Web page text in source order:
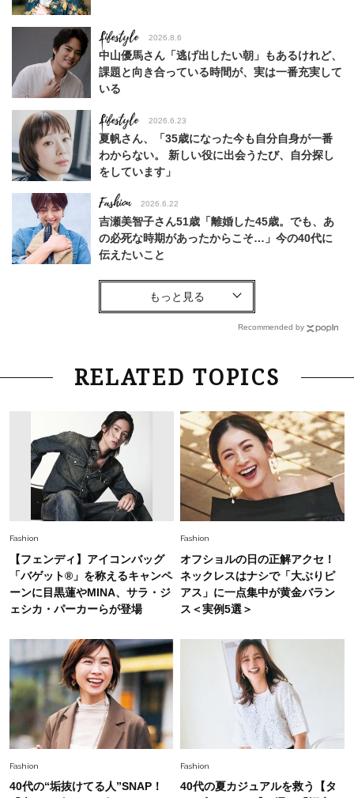
Lifestyle 2026.8.6
中山優馬さん「逃げ出したい朝」もあるけれど、
課題と向き合っている時間が、実は一番充実して
いる
Lifestyle 2026.6.23
夏帆さん、「35歳になった今も自分自身が一番
わからない。 新しい役に出会うたび、自分探し
をしています」
Fashion 2026.6.22
吉瀬美智子さん51歳「離婚した45歳。でも、あ
の必死な時期があったからこそ…」今の40代に
伝えたいこと
Fashion
【40代コンサバ派】白Tシャツは「パール×ゴー
Lifestyle 2026.7.29
「お若いですね」は褒め言葉？“若い＝美しい”と
ーレス連載22】
Lifestyle 2026.7.29
「人間、役に立たなきゃ生きてちゃいかんか？」
上野千鶴子先生が問い直す“理想の老後”の呪縛
【ジェンダー連載23】
2026.8.6
26年夏の【開運アクション】は”ひと拭き”習
慣！「金運アップ→トイレ、じゃあ底上げ運
は？」
Lifestyle
梅宮アンナさん 電撃婚から1年、家族の価値観
を育み中「理想の暮らしよりも今の心地よさを選
んだ」
Fashion 2026.6.12
中村ゆりさん「40代になり、やっと“仕事以外の
幸福感”に目が向いた」ライフスタイルも、服も
Fashion 2026.7.16
Recommended by
RELATED TOPICS
Fashion
【フェンディ】アイコンバッグ
「バゲット®」を称えるキャンペ
ーンに目黒蓮やMINA、サラ・ジ
ェシカ・パーカーらが登場
Fashion
オフショルの日の正解アクセ！
ネックレスはナシで「大ぶりピ
アス」に一点集中が黄金バラン
ス＜実例5選＞
Fashion
40代の“垢抜けてる人”SNAP！
Fashion
40代の夏カジュアルを救う【タ